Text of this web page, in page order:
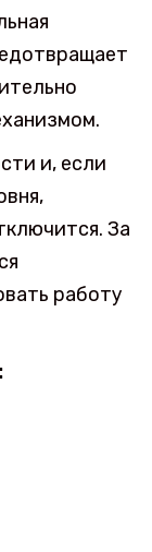
и, если
За
работу